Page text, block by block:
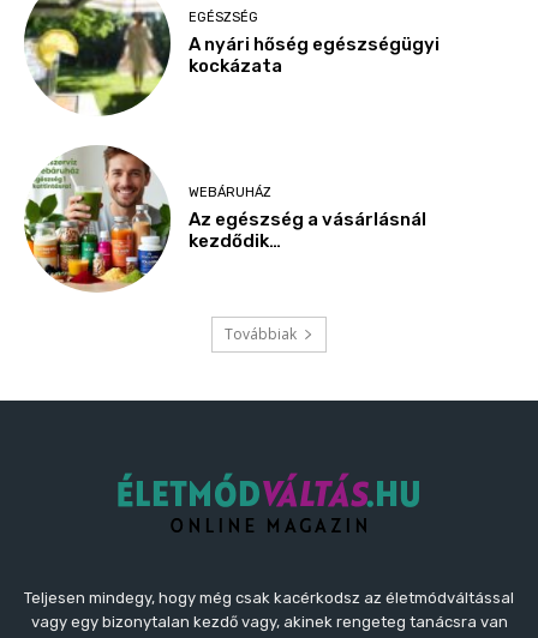
EGÉSZSÉG
A nyári hőség egészségügyi
kockázata
WEBÁRUHÁZ
Az egészség a vásárlásnál
kezdődik…
Továbbiak
Teljesen mindegy, hogy még csak kacérkodsz az életmódváltással
vagy egy bizonytalan kezdő vagy, akinek rengeteg tanácsra van